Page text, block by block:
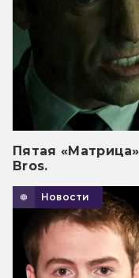
Пятая
Bros.
Новости